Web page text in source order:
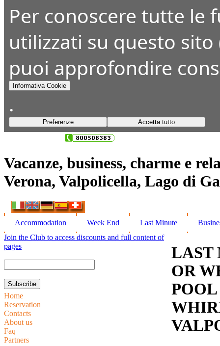
Per conoscere tutte le
utilizzati su questo
puoi approfondire
Informativa Cookie
.
Preferenze Accetta tutto
Vacanze, business, charme e
Verona, Valpolicella, Lago di
Accommodation Week End Last Minute
Join the Club to access discounts and full content of
pages
Home
Reservation
Contacts
About us
Faq
Partners
LAST
OR